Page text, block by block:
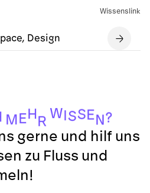
Wissenslink
Design
M E H R
W SS EN?
gerne und hilf uns
zu Fluss und